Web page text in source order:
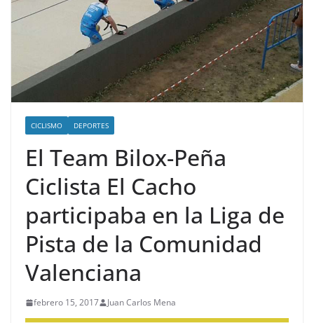
CICLISMO DEPORTES
El Team Bilox-Peña
Ciclista El Cacho
participaba en la Liga de
Pista de la Comunidad
Valenciana
febrero 15, 2017 Juan Carlos Mena